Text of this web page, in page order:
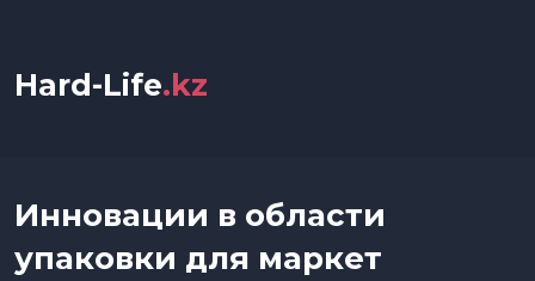
Hard-Life.kz
Инновации в области
упаковки для маркет